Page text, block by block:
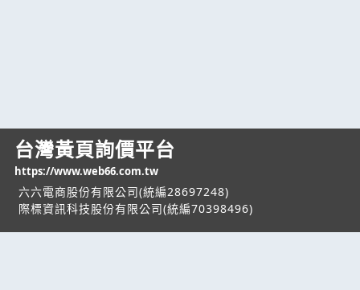
台灣黃頁詢價平台
https://www.web66.com.tw
六六電商股份有限公司(統編28697248)
際標資訊科技股份有限公司(統編70398496)